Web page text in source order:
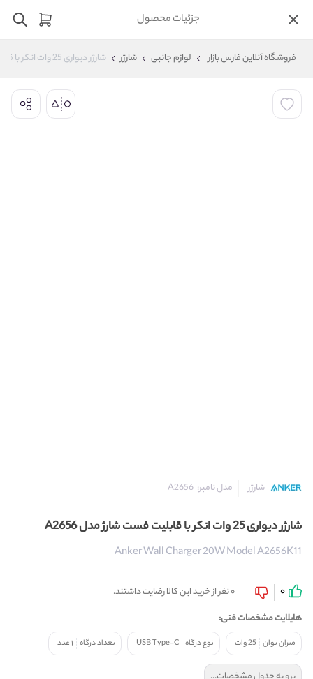
جزئیات محصول
فروشگاه آنلاین فارس بازار لوازم جانبی شارژر شارژر دیواری 25 وات انکر با قابلیت فست شارژ مدل A2656
شارژر مدل نامبر: A2656
شارژر دیواری 25 وات انکر با قابلیت فست شارژ مدل A2656
Anker Wall Charger 20W Model A2656K11
0
0 نفر از خرید این کالا رضایت داشتند.
هایلایت مشخصات فنی:
میزان توان 25 وات نوع درگاه USB Type-C تعداد درگاه ۱ عدد